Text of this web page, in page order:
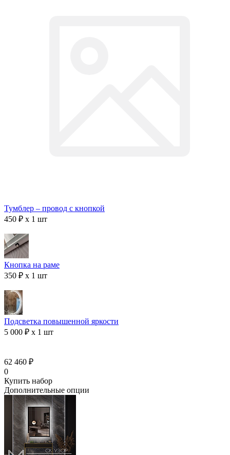
Тумблер – провод с кнопкой
450 ₽ x 1 шт
Кнопка на раме
350 ₽ x 1 шт
Подсветка повышенной яркости
5 000 ₽ x 1 шт
62 460 ₽
0
Купить набор
Дополнительные опции